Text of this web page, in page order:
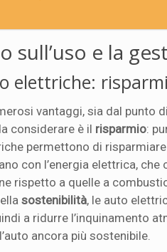
sull’uso e la
elettriche:
vantaggi, sia dal punto
considerare è il risparmio:
permettono di
con l’energia elettrica,
rispetto a quelle a
sostenibilità, le auto
a ridurre l’inquinamento
ancora più sostenibile.